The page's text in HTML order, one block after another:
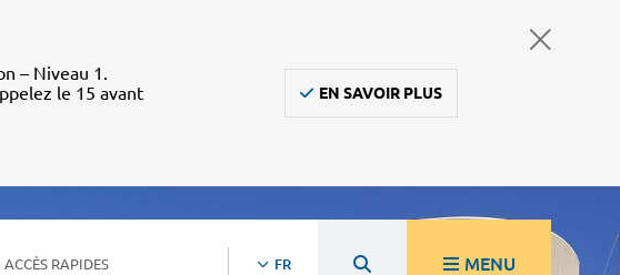
– Niveau 1.
le 15 avant
EN SAVOIR PLUS
ACCÈS RAPIDES FR MENU